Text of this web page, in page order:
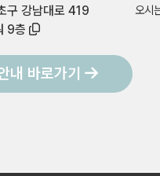
구 강남대로 419
9층
내 바로가기
오시